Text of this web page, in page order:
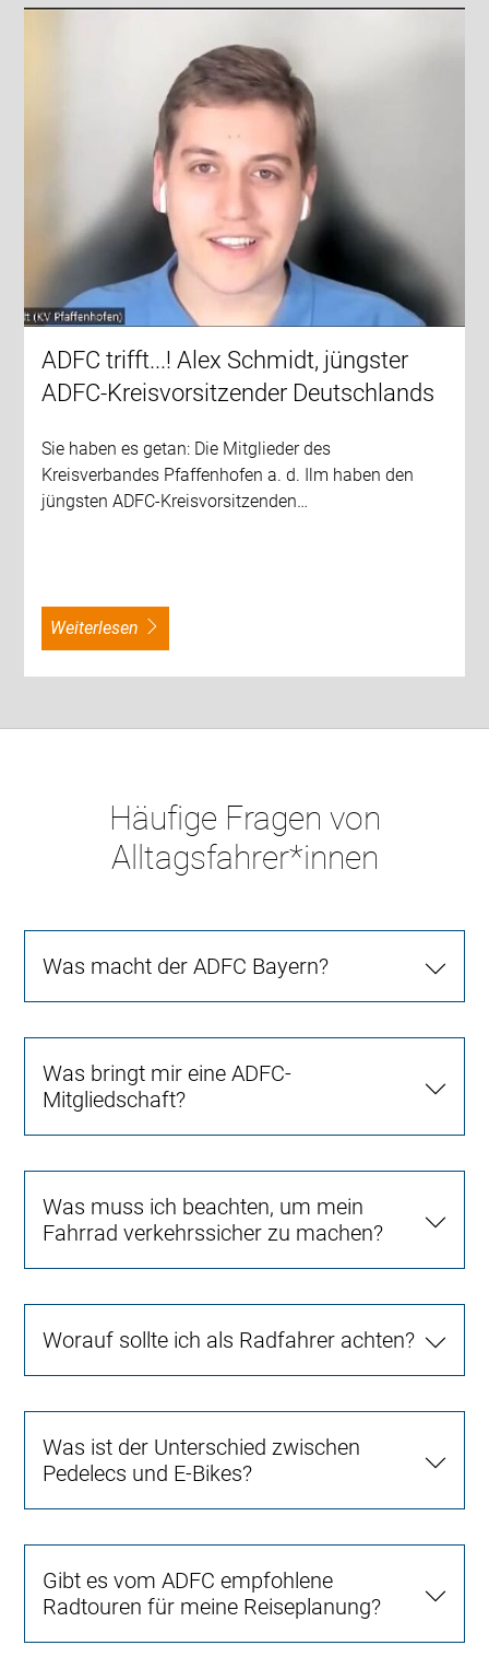
ADFC trifft...! Alex Schmidt, jüngster
ADFC-Kreisvorsitzender Deutschlands
Sie haben es getan: Die Mitglieder des
Kreisverbandes Pfaffenhofen a. d. Ilm haben den
jüngsten ADFC-Kreisvorsitzenden…
weiterlesen
Häufige Fragen von
Alltagsfahrer*innen
Was macht der ADFC Bayern?
Was bringt mir eine ADFC-
Mitgliedschaft?
Was muss ich beachten, um mein
Fahrrad verkehrssicher zu machen?
Worauf sollte ich als Radfahrer achten?
Was ist der Unterschied zwischen
Pedelecs und E-Bikes?
Gibt es vom ADFC empfohlene
Radtouren für meine Reiseplanung?